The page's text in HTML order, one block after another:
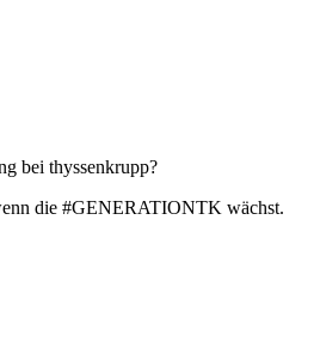
bei thyssenkrupp?
die #GENERATIONTK wächst.